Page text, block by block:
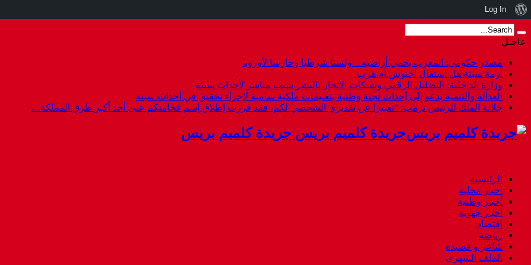
عاجـل
مصدر حكومي: المغرب يحمي أراضيه .. ولسنا شرطيا وحارسا لأوروبا
أزمة سبتة هل استقال أخنوش أم هرب.
وزارة الداخلية: التضليل الرقمي وشبكات الاتجار بالبشر سبب مباشر لأحداث سبتة
العدالة والتنمية يدعو إلى إحداث لجنة وطنية بتعليمات ملكية سامية لإجراء تحقيق في أحداث سبتة
جلالة الملك للرئيس ترمب: “تعبيرا عن تقديري الشخصي لكم، فقد قررت إطلاق إسم فخامتكم على أحد أكبر طرق المملكة…
جريدة كلميم بريس جريدة كلميم بريس
الرئيسية
اخبار محلية
أخبار وطنية
أخبار جهوية
إقتصاد
رياضة
شاعر و قصيدة
الملف الشهري
نبذة
عن
ووردبريس
Log In